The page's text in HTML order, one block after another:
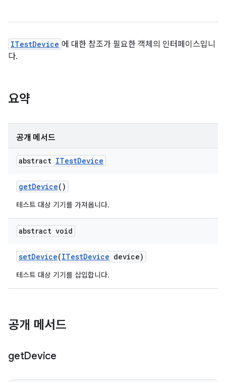
ITestDevice 에 대한 참조가 필요한 객체의 인터페이스입니
다.
요약
공개 메서드
abstract ITestDevice
getDevice()
테스트 대상 기기를 가져옵니다.
abstract void
setDevice(ITestDevice device)
테스트 대상 기기를 삽입합니다.
공개 메서드
getDevice